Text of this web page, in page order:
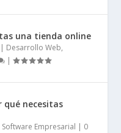
una tienda online
| Desarrollo Web,
|
qué necesitas
Software Empresarial | 0